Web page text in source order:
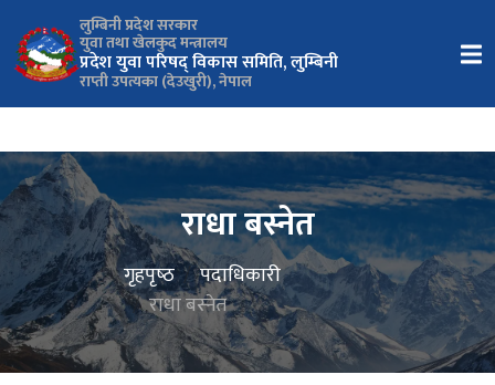
लुम्बिनी प्रदेश सरकार
युवा तथा खेलकुद मन्त्रालय
प्रदेश युवा परिषद् विकास समिति, लुम्बिनी
राप्ती उपत्यका (देउखुरी), नेपाल
राधा बस्नेत
गृहपृष्‍ठ
पदाधिकारी
राधा बस्नेत